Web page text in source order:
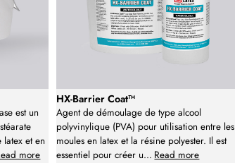
est un
et en
more
HX-Barrier Coat™
Agent de démoulage de type alcool
polyvinylique (PVA) pour utilisation entre les
moules en latex et la résine polyester. Il est
essentiel pour créer u... Read more